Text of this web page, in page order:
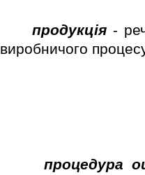
продукцiя-
виробничого
процедура